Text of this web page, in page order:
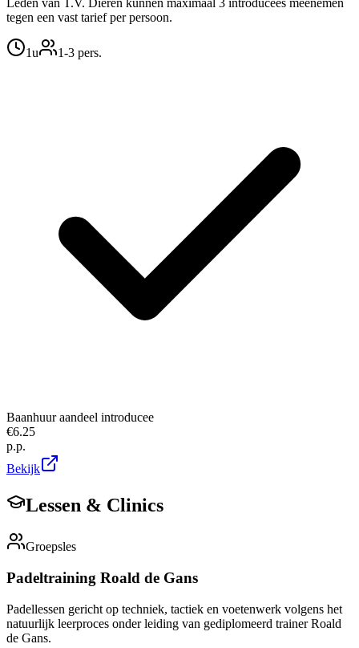
tegen een vast tarief per persoon.
1u 1-3 pers.
Baanhuur aandeel introducee
€6.25
p.p.
Bekijk
Lessen & Clinics
Groepsles
Padeltraining Roald de Gans
Padellessen gericht op techniek, tactiek en voetenwerk volgens het
natuurlijk leerproces onder leiding van gediplomeerd trainer Roald
de Gans.